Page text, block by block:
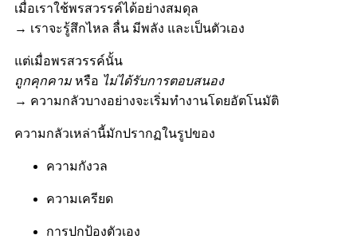
เมื่อเราใช้พรสวรรค์ได้อย่างสมดุล
→ เราจะรู้สึกไหล ลื่น มีพลัง และเป็นตัวเอง
แต่เมื่อพรสวรรค์นั้น
ถูกคุกคามหรือ ไม่ได้รับการตอบสนอง
→ ความกลัวบางอย่างจะเริ่มทำงานโดยอัตโนมัติ
ความกลัวเหล่านี้มักปรากฏในรูปของ
ความกังวล
ความเครียด
การปกป้องตัวเอง